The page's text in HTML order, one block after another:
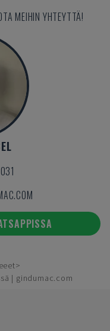
MEIHIN YHTEYTTÄ!
| gindumac.com